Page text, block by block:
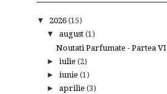
▼ 2026 (15)
▼ august (1)
Noutati Parfumate - Partea VI
► iulie (2)
► iunie (1)
► aprilie (3)